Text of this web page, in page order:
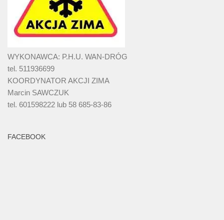
WYKONAWCA: P.H.U. WAN-DRÓG
tel. 511936699
KOORDYNATOR AKCJI ZIMA
Marcin SAWCZUK
tel. 601598222 lub 58 685-83-86
FACEBOOK